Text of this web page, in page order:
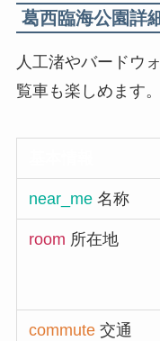
葛西臨海公園詳
人工渚やバードウ
覧車も楽しめます。
near_me 名称
room 所在地
commute 交通